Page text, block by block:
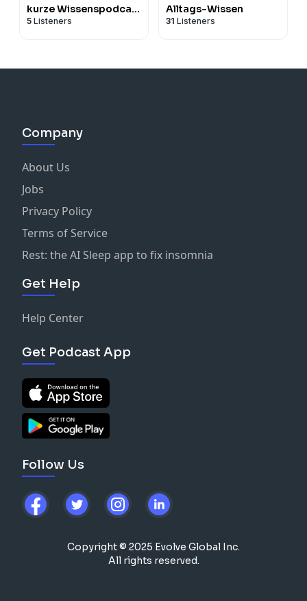
kurze Wissenspodcast
von P.M.
5 Listeners
Alltags-Wissen
31 Listeners
Company
About Us
Jobs
Privacy Policy
Terms of Service
Rest: the AI Sleep app to fix insomnia
Get Help
Help Center
Get Podcast App
Follow Us
Copyright © 2025 Evolve Global Inc.
All rights reserved.